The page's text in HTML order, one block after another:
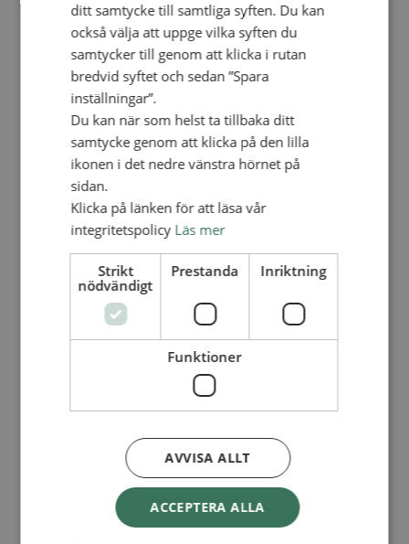
PRAKTISKT
Materialbank
Redovisning och lönehantering
Kyrkoavgiften
LOGGA IN
Dokumentbanken
Medlemsregister (NGOPRO)
Kontakt
Kalender
Lediga tjänster
SAU
FÖR FÖRSAMLINGAR
Våra arbeten
Här finns vi
Nationellt
Nationella avdelningen
Nationella arbetsområden
Våra pionjära satsningar
Engagera dig nationellt
ditt samtycke till samtliga syften. Du kan
också välja att uppge vilka syften du
samtycker till genom att klicka i rutan
bredvid syftet och sedan ”Spara
inställningar”.
Du kan när som helst ta tillbaka ditt
samtycke genom att klicka på den lilla
ikonen i det nedre vänstra hörnet på
sidan.
Klicka på länken för att läsa vår
integritetspolicy Läs mer
Strikt
nödvändigt
Prestanda Inriktning
Funktioner
ACCEPTERA ALLA
AVVISA ALLT